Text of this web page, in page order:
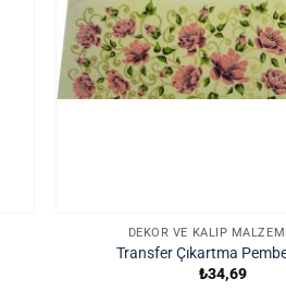
DEKOR VE KALIP
Transfer Çıkartma
₺34,69